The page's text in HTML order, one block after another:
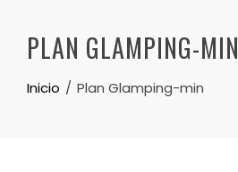
PLAN GLAMPING-MIN
Inicio Plan Glamping-min